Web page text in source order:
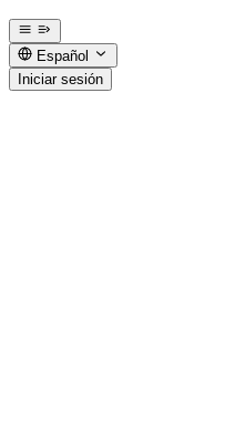
Español
Iniciar sesión